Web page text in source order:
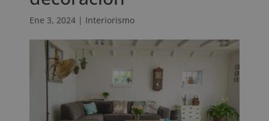
Ene 3, 2024| Interiorismo